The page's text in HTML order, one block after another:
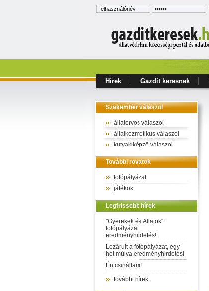
Hírek Gazdit keresnek
Szakember válaszol
állatorvos válaszol
állatkozmetikus válaszol
kutyakiképző válaszol
További rovatok
fotópályázat
játékok
Legfrissebb hírek
"Gyerekek és Állatok"
fotópályázat
eredményhirdetés!
Lezárult a fotópályázat, egy
hét múlva eredményhirdetés!
Én csináltam!
további hírek